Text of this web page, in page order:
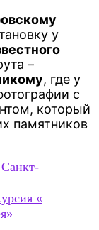
у
–
, где у
с
который
памятников
«